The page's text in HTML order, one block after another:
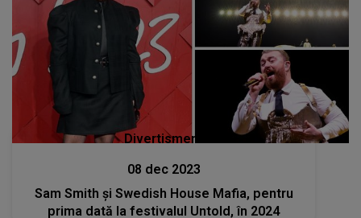
Divertisment
08 dec 2023
Sam Smith şi Swedish House Mafia, pentru
prima dată la festivalul Untold, în 2024